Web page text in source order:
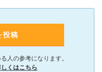
投稿
人の参考になります。
くはこちら